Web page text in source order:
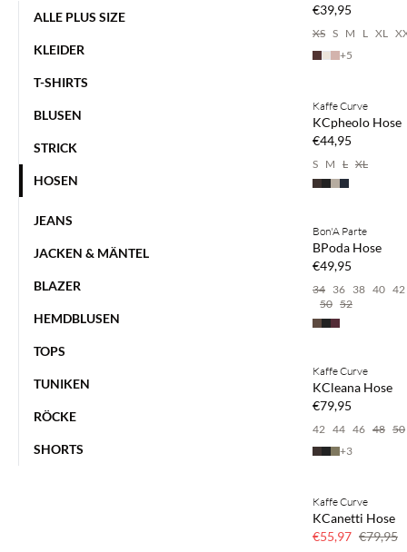
ALLE PLUS SIZE
KLEIDER
T-SHIRTS
BLUSEN
STRICK
HOSEN
JEANS
JACKEN & MÄNTEL
BLAZER
HEMDBLUSEN
TOPS
TUNIKEN
RÖCKE
SHORTS
€39,95
XS S M L XL
+5
NEUHEITEN
Kaffe Curve
KCpheolo Hose
€44,95
S M L XL
NEUHEITEN
Bon'A Parte
BPoda Hose
€49,95
34 36 38 40 42
50 52
NEUHEITEN
Kaffe Curve
KCleana Hose
€79,95
42 44 46 48 50
+3
SAVE20
Kaffe Curve
KCanetti Hose
€55,97 €79,95